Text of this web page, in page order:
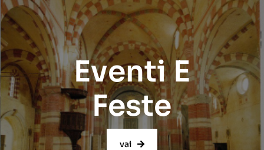
Eventi E
Feste
vai